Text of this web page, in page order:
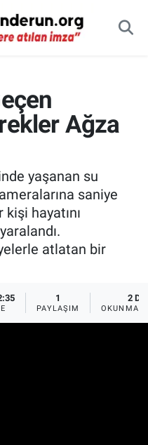
Ağza
yaşanan su
saniye
kişi hayatını
atlatan bir
1
PAYLAŞIM
2 DK
OKUNMA